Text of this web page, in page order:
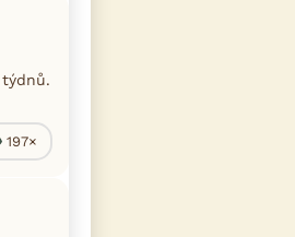
197×